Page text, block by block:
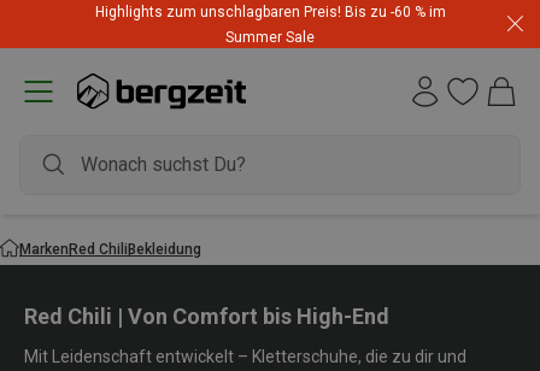
Highlights zum unschlagbaren Preis! Bis zu -60 % im
Summer Sale
MarkenRed ChiliBekleidung
Red Chili | Von Comfort bis High-End
Mit Leidenschaft entwickelt – Kletterschuhe, die zu dir und